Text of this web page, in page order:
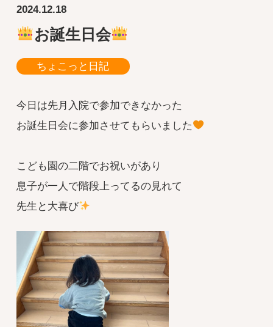
2024.12.18
お誕生日会
ちょこっと日記
今日は先月入院で参加できなかった
お誕生日会に参加させてもらいました
こども園の二階でお祝いがあり
息子が一人で階段上ってるの見れて
先生と大喜び